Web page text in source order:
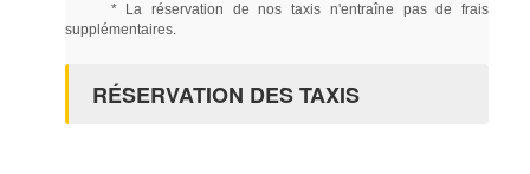
* La réservation de nos taxis n'entraîne pas de frais
supplémentaires.
RÉSERVATION DES TAXIS